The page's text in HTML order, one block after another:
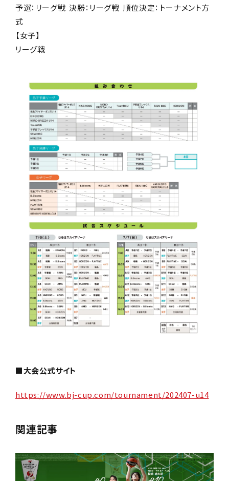
予選：リーグ戦 決勝：リーグ戦 順位決定：トーナメント方
式
【女子】
リーグ戦
■大会公式サイト
https://www.bj-cup.com/tournament/202407-u14
関連記事